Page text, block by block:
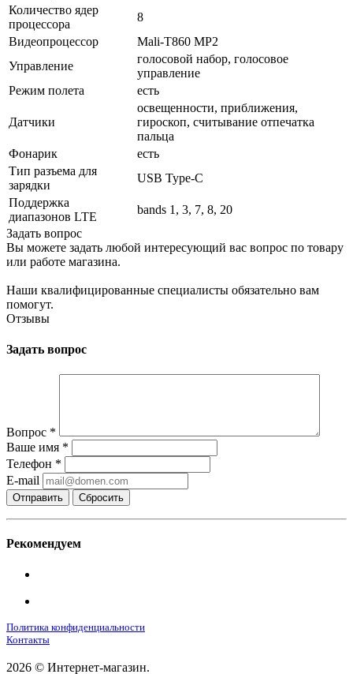
Количество ядер
процессора
8
Видеопроцессор
Mali-T860 MP2
Управление
голосовой набор, голосовое
управление
Режим полета
есть
Датчики
освещенности, приближения,
гироскоп, считывание отпечатка
пальца
Фонарик
есть
Тип разъема для
зарядки
USB Type-C
Поддержка
диапазонов LTE
bands 1, 3, 7, 8, 20
Задать вопрос
Вы можете задать любой интересующий вас вопрос по товару
или работе магазина.
Наши квалифицированные специалисты обязательно вам
помогут.
Отзывы
Задать вопрос
Вопрос *
Ваше имя *
Телефон *
E-mail
Сбросить
Рекомендуем
Политика конфиденциальности
Контакты
2026 © Интернет-магазин.